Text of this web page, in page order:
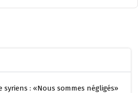
syriens : «Nous sommes négligés»